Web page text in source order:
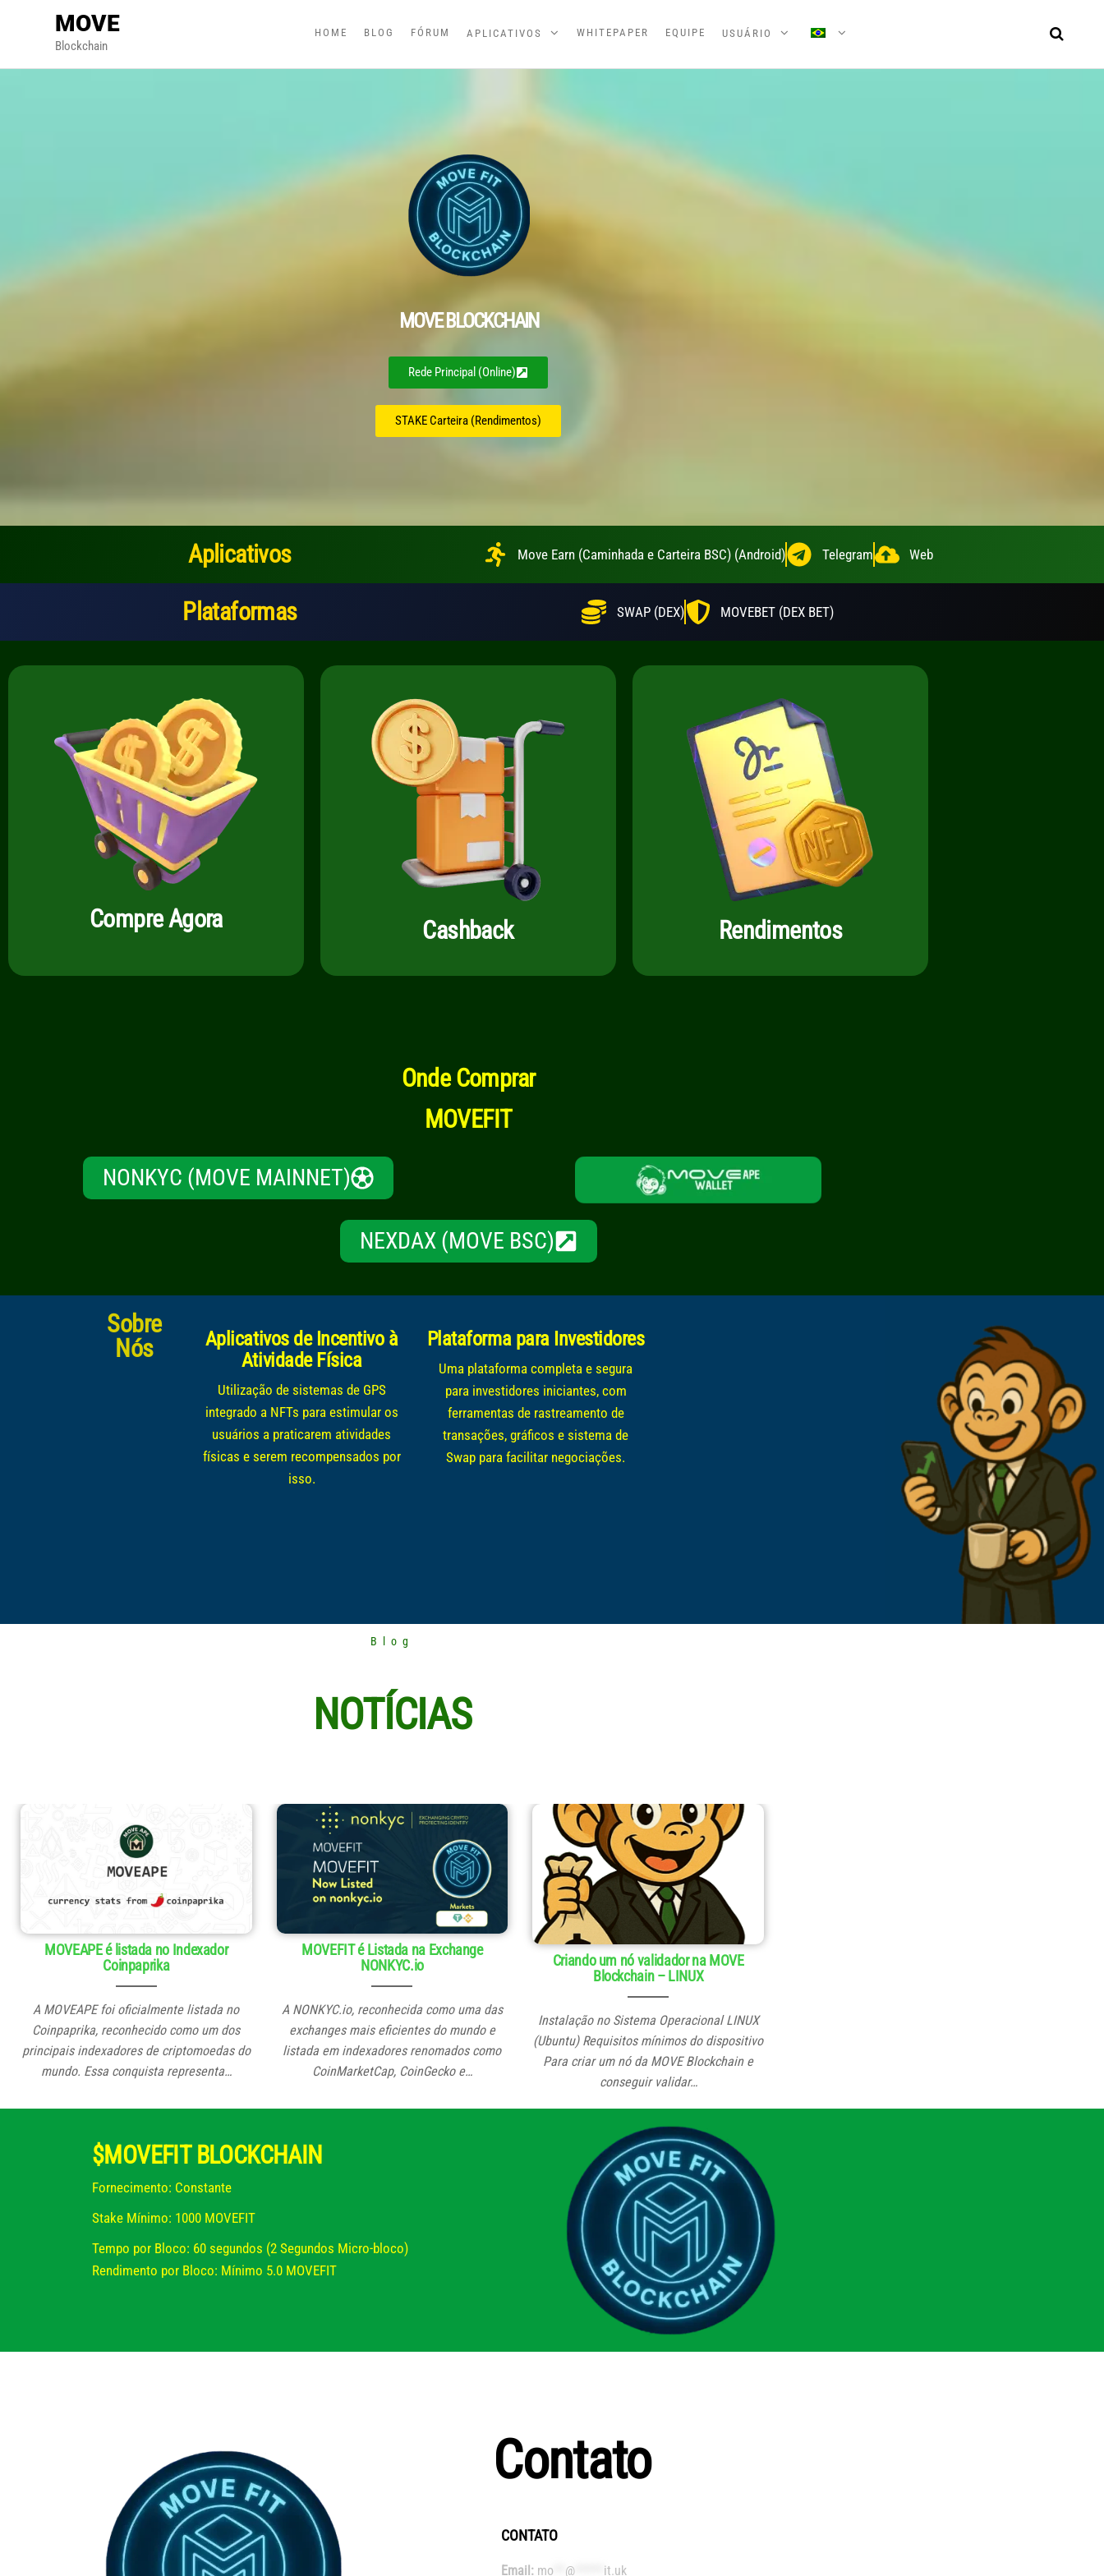
MOVE
Blockchain
HOME BLOG FÓRUM APLICATIVOS WHITEPAPER EQUIPE USUÁRIO
MOVE BLOCKCHAIN
Rede Principal (Online)
STAKE Carteira (Rendimentos)
Aplicativos Move Earn (Caminhada e Carteira BSC) (Android) Telegram Web
Plataformas SWAP (DEX) MOVEBET (DEX BET)
Compre Agora Cashback Rendimentos
Onde Comprar​
MOVEFIT
NONKYC (MOVE MAINNET)
NEXDAX (MOVE BSC)
Sobre
Nós
Aplicativos de Incentivo à
Atividade Física
Utilização de sistemas de GPS
integrado a NFTs para estimular os
usuários a praticarem atividades
físicas e serem recompensados por
isso.
Plataforma para Investidores
Uma plataforma completa e segura
para investidores iniciantes, com
ferramentas de rastreamento de
transações, gráficos e sistema de
Swap para facilitar negociações.
Blog
NOTÍCIAS
MOVEAPE é listada no Indexador
Coinpaprika
A MOVEAPE foi oficialmente listada no
Coinpaprika, reconhecido como um dos
principais indexadores de criptomoedas do
mundo. Essa conquista representa…
MOVEFIT é Listada na Exchange
NONKYC.io
A NONKYC.io, reconhecida como uma das
exchanges mais eficientes do mundo e
listada em indexadores renomados como
CoinMarketCap, CoinGecko e…
Criando um nó validador na MOVE
Blockchain – LINUX
Instalação no Sistema Operacional LINUX
(Ubuntu) Requisitos mínimos do dispositivo
Para criar um nó da MOVE Blockchain e
conseguir validar…
$MOVEFIT BLOCKCHAIN
Fornecimento: Constante
Stake Mínimo: 1000 MOVEFIT
Tempo por Bloco: 60 segundos (2 Segundos Micro-bloco)
Rendimento por Bloco: Mínimo 5.0 MOVEFIT
Contato
CONTATO
Email: mo @ it.uk